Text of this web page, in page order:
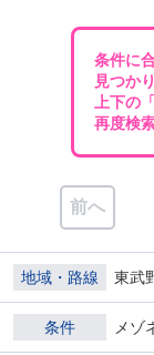
条件に
見つか
上下の
再度検
前へ
地域・路線 東武
条件 メゾ